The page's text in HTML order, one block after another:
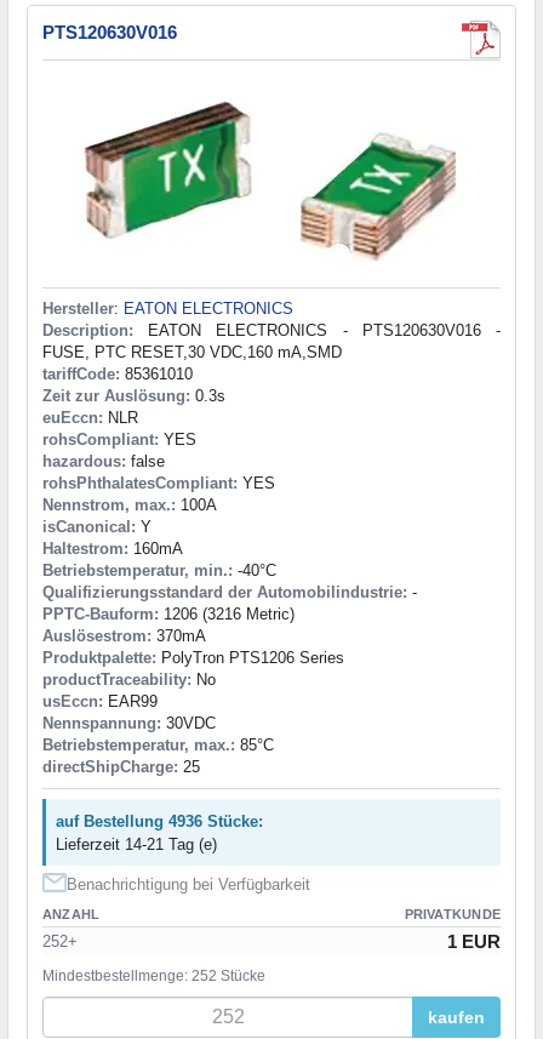
PTS120630V016
Hersteller: EATON ELECTRONICS
Description: EATON ELECTRONICS - PTS120630V016 -
FUSE, PTC RESET,30 VDC,160 mA,SMD
tariffCode: 85361010
Zeit zur Auslösung: 0.3s
euEccn: NLR
rohsCompliant: YES
hazardous: false
rohsPhthalatesCompliant: YES
Nennstrom, max.: 100A
isCanonical: Y
Haltestrom: 160mA
Betriebstemperatur, min.: -40°C
Qualifizierungsstandard der Automobilindustrie: -
PPTC-Bauform: 1206 (3216 Metric)
Auslösestrom: 370mA
Produktpalette: PolyTron PTS1206 Series
productTraceability: No
usEccn: EAR99
Nennspannung: 30VDC
Betriebstemperatur, max.: 85°C
directShipCharge: 25
auf Bestellung 4936 Stücke:
Lieferzeit 14-21 Tag (e)
Benachrichtigung bei Verfügbarkeit
ANZAHL PRIVATKUNDE
252+ 1 EUR
Mindestbestellmenge: 252 Stücke
kaufen